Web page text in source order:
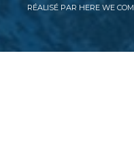
RÉALISÉ PAR HERE WE COM